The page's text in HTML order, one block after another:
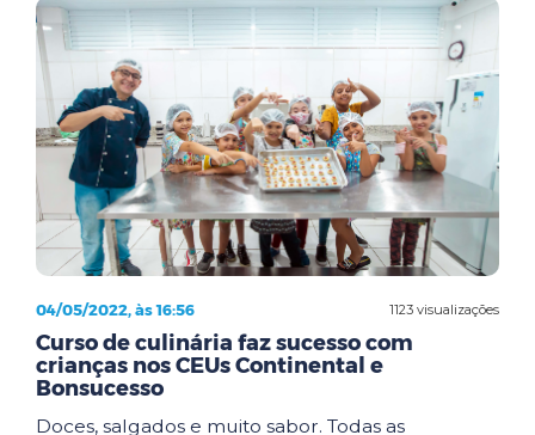
1123 visualizações
04/05/2022, às 16:56
Curso de culinária faz sucesso com
crianças nos CEUs Continental e
Bonsucesso
Doces, salgados e muito sabor. Todas as